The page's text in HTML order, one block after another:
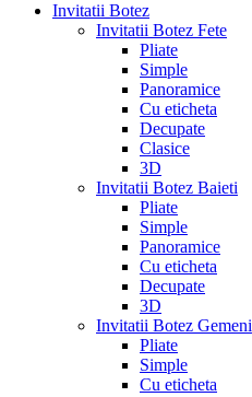
Invitatii Botez
Invitatii Botez Fete
Pliate
Simple
Panoramice
Cu eticheta
Decupate
Clasice
3D
Invitatii Botez Baieti
Pliate
Simple
Panoramice
Cu eticheta
Decupate
3D
Invitatii Botez Gemeni
Pliate
Simple
Cu eticheta